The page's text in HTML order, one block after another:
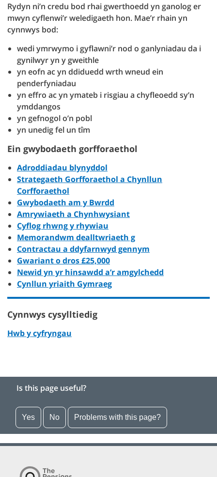
Rydyn ni’n credu bod rhai gwerthoedd yn ganolog er
mwyn cyflenwi’r weledigaeth hon. Mae’r rhain yn
cynnwys bod:
wedi ymrwymo i gyflawni’r nod o ganlyniadau da i
gynilwyr yn y gweithle
yn eofn ac yn ddiduedd wrth wneud ein
penderfyniadau
yn effro ac yn ymateb i risgiau a chyfleoedd sy’n
ymddangos
yn gefnogol o’n pobl
yn unedig fel un tîm
Ein gwybodaeth gorfforaethol
Adroddiadau blynyddol
Strategaeth Gorfforaethol a Chynllun
Corfforaethol
Gwybodaeth am y Bwrdd
Amrywiaeth a Chynhwysiant
Cyflog rhwng y rhywiau
Memorandwm dealltwriaeth g
Contractau a ddyfarnwyd gennym
Gwariant o dros £25,000
Newid yn yr hinsawdd a’r amgylchedd
Cynllun yriaith Gymraeg
Cynnwys cysylltiedig
Hwb y cyfryngau
Is this page useful?
Yes No Problems with this page?